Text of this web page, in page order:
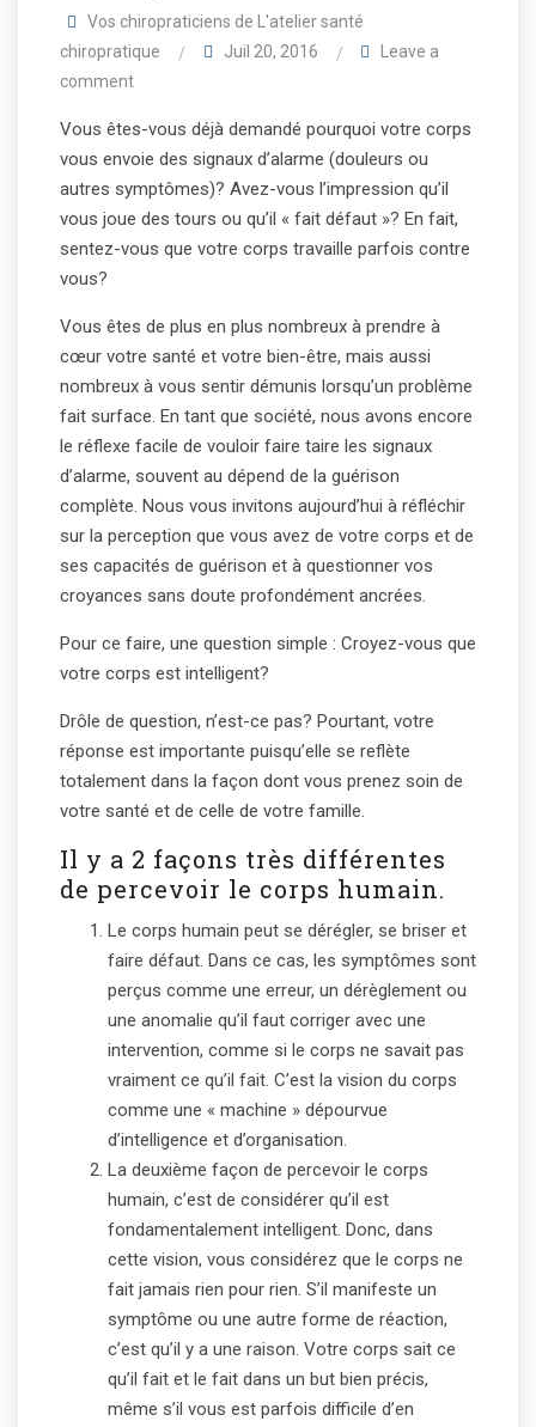
Vos chiropraticiens de L'atelier santé
chiropratique
Juil 20, 2016
Leave a
comment
Vous êtes-vous déjà demandé pourquoi votre corps
vous envoie des signaux d’alarme (douleurs ou
autres symptômes)? Avez-vous l’impression qu’il
vous joue des tours ou qu’il « fait défaut »? En fait,
sentez-vous que votre corps travaille parfois contre
vous?
Vous êtes de plus en plus nombreux à prendre à
cœur votre santé et votre bien-être, mais aussi
nombreux à vous sentir démunis lorsqu’un problème
fait surface. En tant que société, nous avons encore
le réflexe facile de vouloir faire taire les signaux
d’alarme, souvent au dépend de la guérison
complète. Nous vous invitons aujourd’hui à réfléchir
sur la perception que vous avez de votre corps et de
ses capacités de guérison et à questionner vos
croyances sans doute profondément ancrées.
Pour ce faire, une question simple : Croyez-vous que
votre corps est intelligent?
Drôle de question, n’est-ce pas? Pourtant, votre
réponse est importante puisqu’elle se reflète
totalement dans la façon dont vous prenez soin de
votre santé et de celle de votre famille.
Il y a 2 façons très différentes
de percevoir le corps humain.
Le corps humain peut se dérégler, se briser et
faire défaut. Dans ce cas, les symptômes sont
perçus comme une erreur, un dérèglement ou
une anomalie qu’il faut corriger avec une
intervention, comme si le corps ne savait pas
vraiment ce qu’il fait. C’est la vision du corps
comme une « machine » dépourvue
d’intelligence et d’organisation.
La deuxième façon de percevoir le corps
humain, c’est de considérer qu’il est
fondamentalement intelligent. Donc, dans
cette vision, vous considérez que le corps ne
fait jamais rien pour rien. S’il manifeste un
symptôme ou une autre forme de réaction,
c’est qu’il y a une raison. Votre corps sait ce
qu’il fait et le fait dans un but bien précis,
même s’il vous est parfois difficile d’en